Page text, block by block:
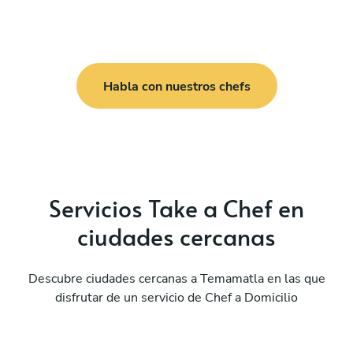
Habla con nuestros chefs
Servicios Take a Chef en
ciudades cercanas
Descubre ciudades cercanas a Temamatla en las que
disfrutar de un servicio de Chef a Domicilio